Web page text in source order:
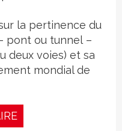
la pertinence du
pont ou tunnel –
deux voies) et sa
mondial de